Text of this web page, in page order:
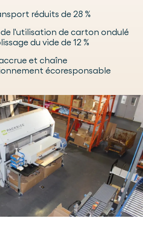
réduits de 28 %
l'utilisation de carton ondulé
du vide de 12 %
et chaîne
écoresponsable